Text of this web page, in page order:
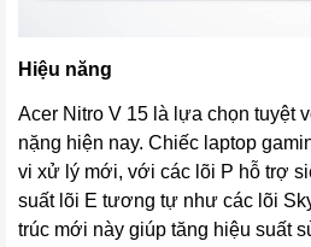
Hiệu năng
Acer Nitro V 15 là lựa chọn tuyệt
nặng hiện nay. Chiếc laptop
vi xử lý mới, với các lõi P hỗ trợ
suất lõi E tương tự như các lõi
trúc mới này giúp tăng hiệu suất